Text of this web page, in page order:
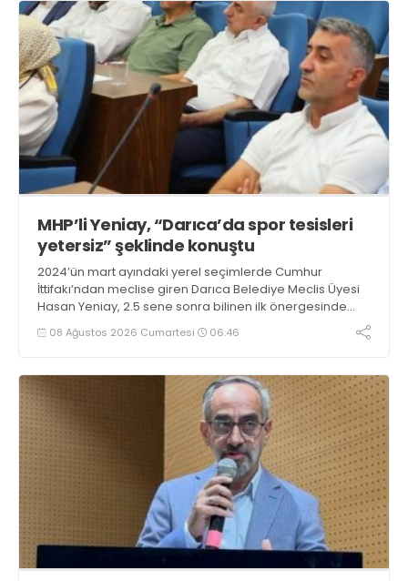
MHP’li Yeniay, “Darıca’da spor tesisleri
yetersiz” şeklinde konuştu
2024’ün mart ayındaki yerel seçimlerde Cumhur
İttifakı’ndan meclise giren Darıca Belediye Meclis Üyesi
Hasan Yeniay, 2.5 sene sonra bilinen ilk önergesinde
Darıca’da spor tesislerinin yetersiz olduğunu söyledi
08 Ağustos 2026 Cumartesi 06:46